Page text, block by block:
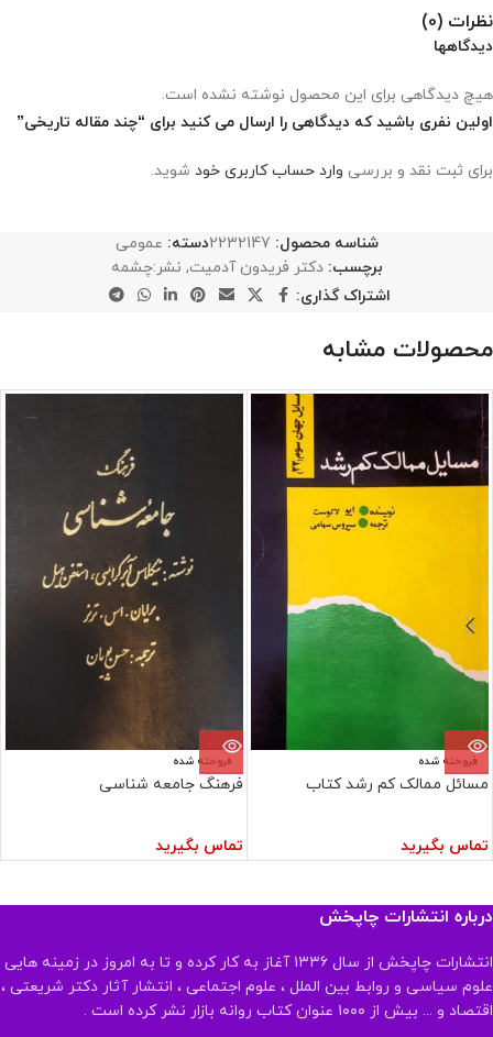
نظرات (0)
دیدگاهها
هیچ دیدگاهی برای این محصول نوشته نشده است.
اولین نفری باشید که دیدگاهی را ارسال می کنید برای “چند مقاله تاریخی”
برای ثبت نقد و بررسی وارد حساب کاربری خود شوید.
شناسه محصول: 2232147دسته: عمومی
برچسب: دکتر فریدون آدمیت, نشر:چشمه
اشتراک گذاری:
محصولات مشابه
فروخته شده
مسائل ممالک کم رشد کتاب
تماس بگیرید
فروخته شده
فرهنگ جامعه شناسی
تماس بگیرید
درباره انتشارات چاپخش
انتشارات چاپخش از سال ۱۳۳۶ آغاز به کار کرده و تا به امروز در زمینه هایی
علوم سیاسی و روابط بین الملل ، علوم اجتماعی ، انتشار آثار دکتر شریعتی ،
اقتصاد و ... بیش از ۱۰۰۰ عنوان کتاب روانه بازار نشر کرده است .